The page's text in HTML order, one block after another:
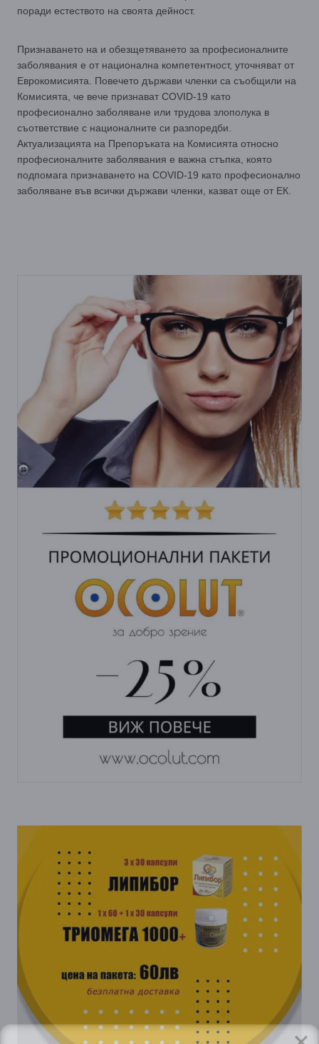
поради естеството на своята дейност.
Признаването на и обезщетяването за професионалните
заболявания е от национална компетентност, уточняват от
Еврокомисията. Повечето държави членки са съобщили на
Комисията, че вече признават COVID-19 като
професионално заболяване или трудова злополука в
съответствие с националните си разпоредби.
Актуализацията на Препоръката на Комисията относно
професионалните заболявания е важна стъпка, която
подпомага признаването на COVID-19 като професионално
заболяване във всички държави членки, казват още от ЕК.